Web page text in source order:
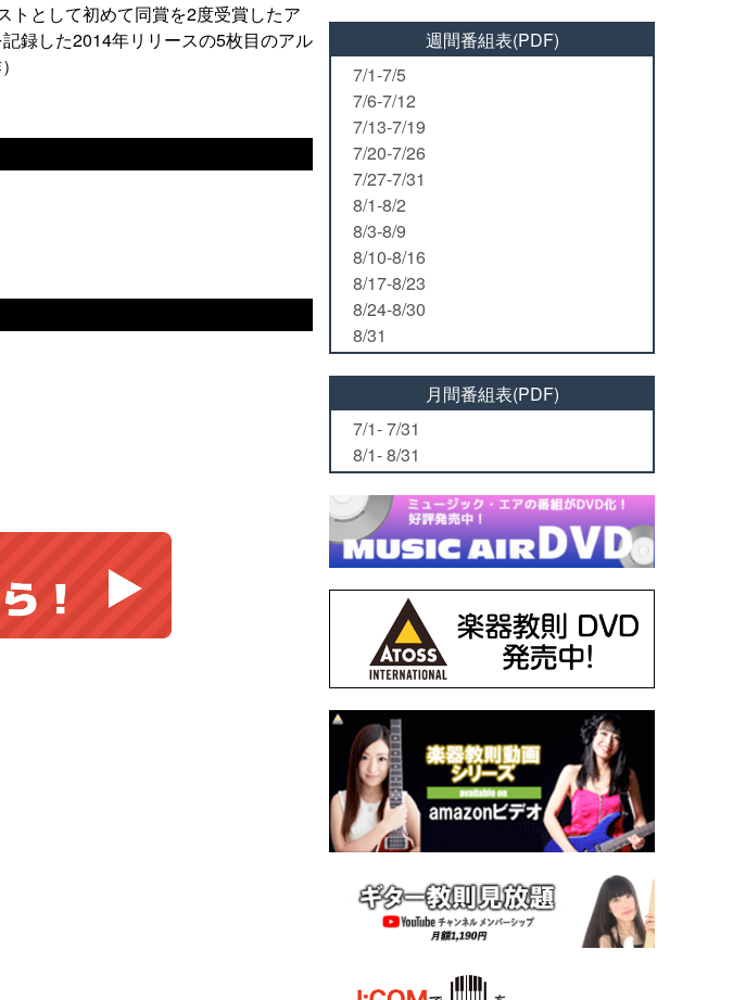
トとして初めて同賞を2度受賞したア
録した2014年リリースの5枚目のアル
週間番組表(PDF)
7/1-7/5
7/6-7/12
7/13-7/19
7/20-7/26
7/27-7/31
8/1-8/2
8/3-8/9
8/10-8/16
8/17-8/23
8/24-8/30
8/31
月間番組表(PDF)
7/1- 7/31
8/1- 8/31